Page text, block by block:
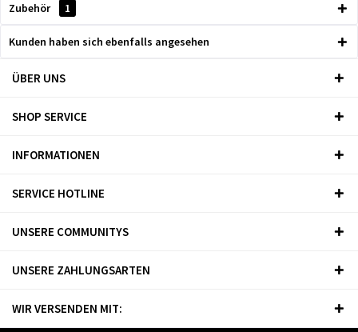
Zubehör 1
Kunden haben sich ebenfalls angesehen
ÜBER UNS
SHOP SERVICE
INFORMATIONEN
SERVICE HOTLINE
UNSERE COMMUNITYS
UNSERE ZAHLUNGSARTEN
WIR VERSENDEN MIT: